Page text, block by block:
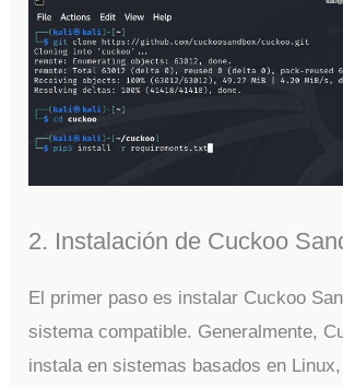
2. Instalación de Cuckoo
El primer paso es instalar Cuckoo
sistema compatible. Generalmente,
instala en sistemas basados en